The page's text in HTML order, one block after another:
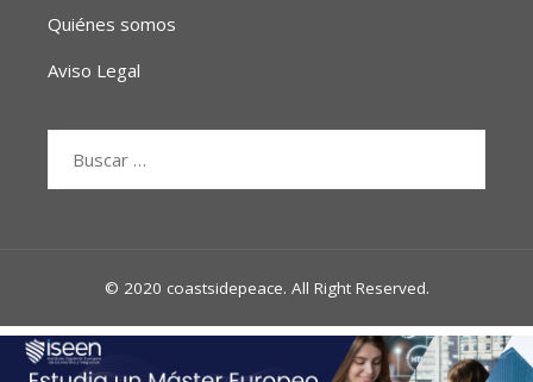
Quiénes somos
Aviso Legal
© 2020 coastsidepeace. All Right Reserved.